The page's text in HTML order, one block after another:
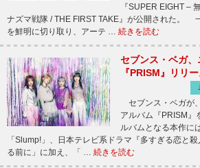
『SUPER EIGHT –
ナズマ戦隊 / THE FIRST TAKE』が公開された。
を鮮明に切り取り、アーテ … 続きを読む
セブンス・ベガ
『PRISM』リリ
セブンス・ベガが
アルバム『PRISM
ルバムとなる本作に
「Slump!」、日本テレビ系ドラマ『多すぎる恋と
る前に」に加え、「 … 続きを読む